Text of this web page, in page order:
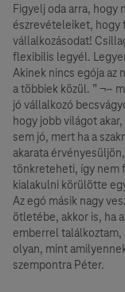
Figyelj oda arra, hogy
észrevételeiket, hogy
vállalkozásodat!
flexibilis legyél.
Akinek nincs egója az
a többiek közül. ” ¬–
jó vállalkozó
hogy jobb világot
sem jó, mert ha a
akarata
tönkreteheti, így nem
kialakulni körülötte
Az egó másik nagy
ötletébe, akkor is, ha
emberrel találkoztam,
olyan, mint
szempontra Péter.